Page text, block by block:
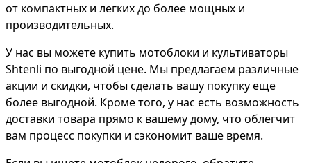
от компактных и легких до более мощных и
производительных.
У нас вы можете купить мотоблоки и культиваторы
Shtenli по выгодной цене. Мы предлагаем различные
акции и скидки, чтобы сделать вашу покупку еще
более выгодной. Кроме того, у нас есть возможность
доставки товара прямо к вашему дому, что облегчит
вам процесс покупки и сэкономит ваше время.